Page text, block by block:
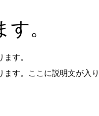
。
す。
す。ここに説明文が入り